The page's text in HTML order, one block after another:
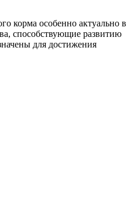
корма особенно актуально в
способствующие развитию
для достижения